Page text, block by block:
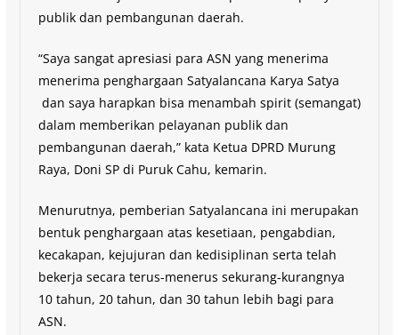
publik dan pembangunan daerah.
“Saya sangat apresiasi para ASN yang menerima
menerima penghargaan Satyalancana Karya Satya
dan saya harapkan bisa menambah spirit (semangat)
dalam memberikan pelayanan publik dan
pembangunan daerah,” kata Ketua DPRD Murung
Raya, Doni SP di Puruk Cahu, kemarin.
Menurutnya, pemberian Satyalancana ini merupakan
bentuk penghargaan atas kesetiaan, pengabdian,
kecakapan, kejujuran dan kedisiplinan serta telah
bekerja secara terus-menerus sekurang-kurangnya
10 tahun, 20 tahun, dan 30 tahun lebih bagi para
ASN.